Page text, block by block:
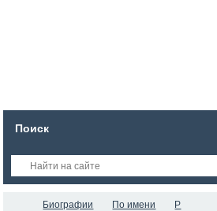
Поиск
Биографии По имени P